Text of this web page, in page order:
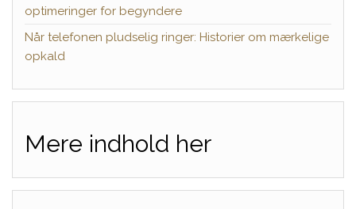
optimeringer for begyndere
Når telefonen pludselig ringer: Historier om mærkelige
opkald
Mere indhold her